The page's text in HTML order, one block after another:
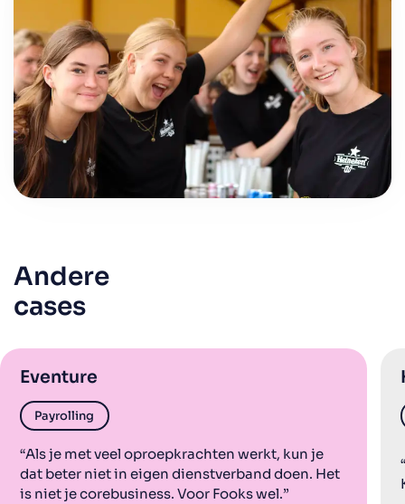
Andere
cases
Eventure
Payrolling
“Als je met veel oproepkrachten werkt, kun je
dat beter niet in eigen dienstverband doen. Het
is niet je corebusiness. Voor Fooks wel.”